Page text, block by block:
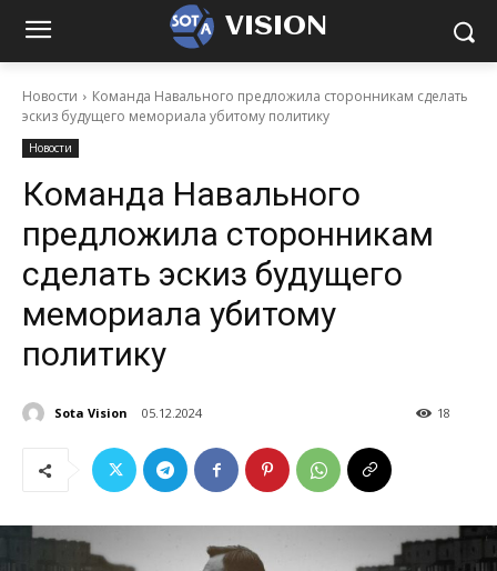
VISION
Новости
Команда Навального предложила сторонникам сделать
эскиз будущего мемориала убитому политику
Новости
Команда Навального
предложила сторонникам
сделать эскиз будущего
мемориала убитому
политику
Sota Vision 05.12.2024 18